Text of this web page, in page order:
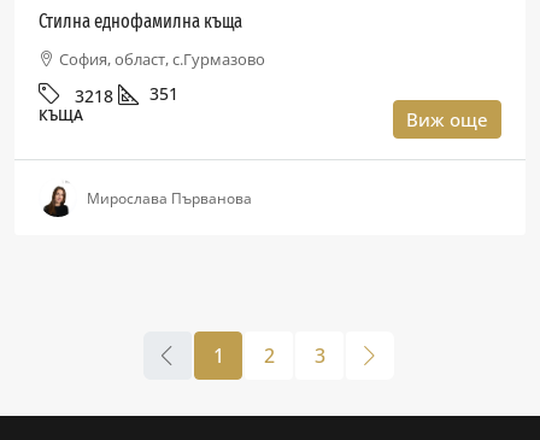
Стилна еднофамилна къща
София, област, с.Гурмазово
3218 351
КЪЩА Виж още
Мирослава Първанова
1 2 3